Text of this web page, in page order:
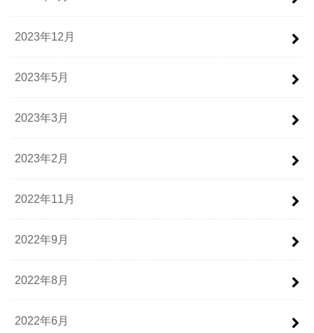
2023年12月
2023年5月
2023年3月
2023年2月
2022年11月
2022年9月
2022年8月
2022年6月